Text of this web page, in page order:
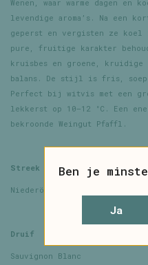
Wenen, waar warme dagen en
levendige aroma’s. Na een
geperst en vergisten ze
pure, fruitige karakter
kruisbes en groene,
balans. De stijl is fris,
Perfect bij witvis met een
lekkerst op 10–12 °C. Een
bekroonde Weingut Pfaffl.
Streek
Niederösterreich
Druif
Sauvignon Blanc
Ben je
Ja